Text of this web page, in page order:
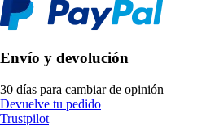
Envío y devolución
30 días para cambiar de opinión
Devuelve tu pedido
Trustpilot